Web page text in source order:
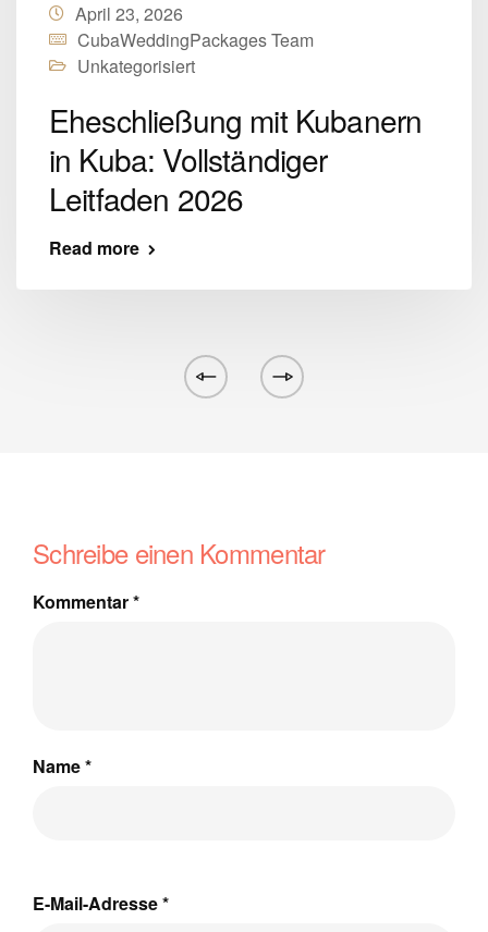
April 23, 2026
CubaWeddingPackages Team
Unkategorisiert
Eheschließung mit Kubanern
in Kuba: Vollständiger
Leitfaden 2026
Read more
Schreibe einen Kommentar
Kommentar*
Name*
E-Mail-Adresse*